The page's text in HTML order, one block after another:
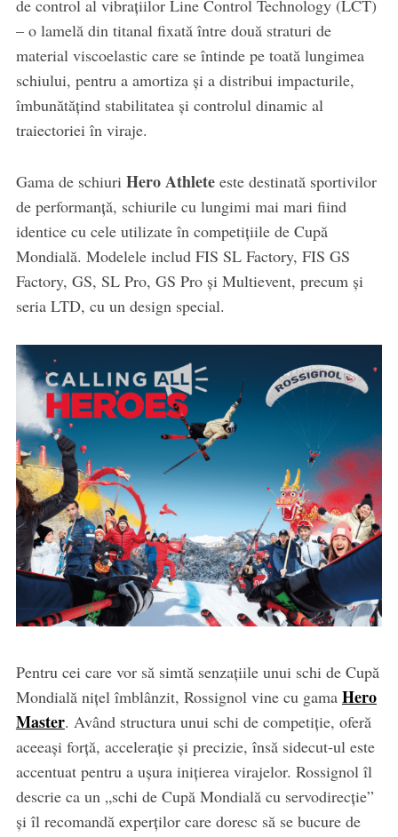
de control al vibrațiilor Line Control Technology (LCT)
– o lamelă din titanal fixată între două straturi de
material viscoelastic care se întinde pe toată lungimea
schiului, pentru a amortiza și a distribui impacturile,
îmbunătățind stabilitatea și controlul dinamic al
traiectoriei în viraje.
Gama de schiuri Hero Athlete este destinată sportivilor
de performanță, schiurile cu lungimi mai mari fiind
identice cu cele utilizate în competițiile de Cupă
Mondială. Modelele includ FIS SL Factory, FIS GS
Factory, GS, SL Pro, GS Pro și Multievent, precum și
seria LTD, cu un design special.
Pentru cei care vor să simtă senzațiile unui schi de Cupă
Mondială nițel îmblânzit, Rossignol vine cu gama Hero
Master. Având structura unui schi de competiție, oferă
aceeași forță, accelerație și precizie, însă sidecut-ul este
accentuat pentru a ușura inițierea virajelor. Rossignol îl
descrie ca un „schi de Cupă Mondială cu servodirecție”
și îl recomandă experților care doresc să se bucure de